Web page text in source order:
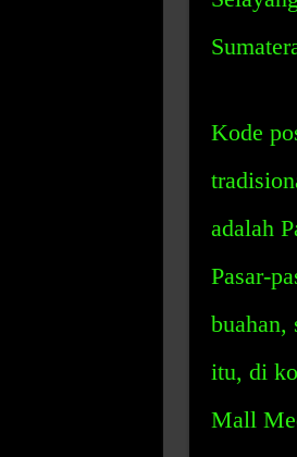
Kode
adalah
Pasar-
buahan,
itu, di
Mall